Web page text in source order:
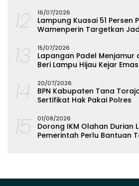
12 16/07/2026
Lampung Kuasai 51 Persen
Wamenperin Targetkan
13 15/07/2026
Lapangan Padel Menjamur
Beri Lampu Hijau Kejar
14 20/07/2026
BPN Kabupaten Tana
Sertifikat Hak Pakai Polres
15 01/08/2026
Dorong IKM Olahan Durian
Pemerintah Perlu Bantuan